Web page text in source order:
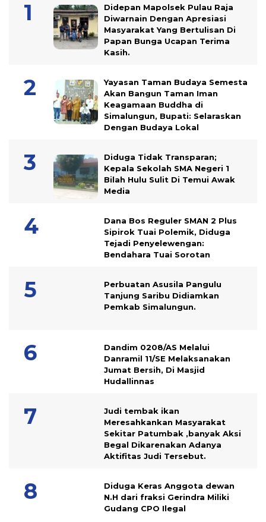
Didepan Mapolsek Pulau Raja
Diwarnain Dengan Apresiasi
Masyarakat Yang Bertulisan Di
Papan Bunga Ucapan Terima
Kasih.
Yayasan Taman Budaya Semesta
Akan Bangun Taman Iman
Keagamaan Buddha di
Simalungun, Bupati: Selaraskan
Dengan Budaya Lokal
Diduga Tidak Transparan;
Kepala Sekolah SMA Negeri 1
Bilah Hulu Sulit Di Temui Awak
Media
Dana Bos Reguler SMAN 2 Plus
Sipirok Tuai Polemik, Diduga
Tejadi Penyelewengan:
Bendahara Tuai Sorotan
Perbuatan Asusila Pangulu
Tanjung Saribu Didiamkan
Pemkab Simalungun.
Dandim 0208/AS Melalui
Danramil 11/SE Melaksanakan
Jumat Bersih, Di Masjid
Hudallinnas
Judi tembak ikan
Meresahkankan Masyarakat
Sekitar Patumbak ,banyak Aksi
Begal Dikarenakan Adanya
Aktifitas Judi Tersebut.
Diduga Keras Anggota dewan
N.H dari fraksi Gerindra Miliki
Gudang CPO Ilegal